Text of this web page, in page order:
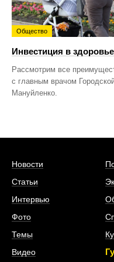
Общество
Инвестиция в
Рассмотрим все
с главным врачом
Мануйленко.
Новости
Статьи
Интервью
Фото
Темы
Видео